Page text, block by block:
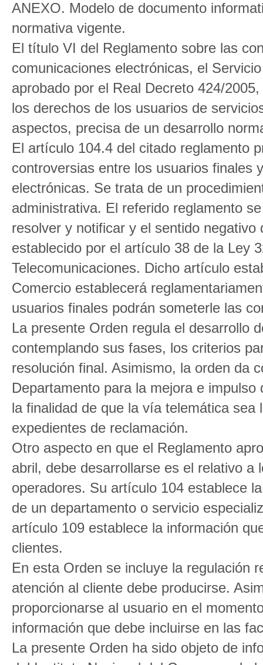
ANEXO. Modelo de documento
normativa vigente.
El título VI del Reglamento sobre las
comunicaciones electrónicas, el
aprobado por el Real Decreto 424/
los derechos de los usuarios de
aspectos, precisa de un desarrollo
El artículo 104.4 del citado reglamento
controversias entre los usuarios finales
electrónicas. Se trata de un
administrativa. El referido reglamento
resolver y notificar y el sentido
establecido por el artículo 38 de la Ley
Telecomunicaciones. Dicho artículo
Comercio establecerá
usuarios finales podrán someterle las
La presente Orden regula el desarrollo
contemplando sus fases, los criterios
resolución final. Asimismo, la orden da
Departamento para la mejora e
la finalidad de que la vía telemática
expedientes de reclamación.
Otro aspecto en que el Reglamento
abril, debe desarrollarse es el relativo
operadores. Su artículo 104 establece
de un departamento o servicio
artículo 109 establece la información
clientes.
En esta Orden se incluye la regulación
atención al cliente debe producirse.
proporcionarse al usuario en el
información que debe incluirse en las
La presente Orden ha sido objeto de